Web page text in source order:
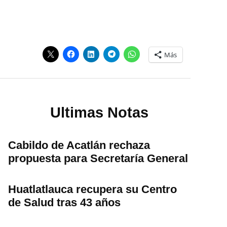
Más
Ultimas Notas
Cabildo de Acatlán rechaza
propuesta para Secretaría General
Huatlatlauca recupera su Centro
de Salud tras 43 años